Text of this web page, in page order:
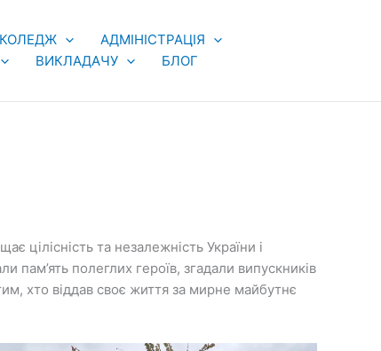
АДМІНІСТРАЦІЯ
ВИКЛАДАЧУ БЛОГ
цілісність та незалежність України і
пам’ять полеглих героїв, згадали випускників
хто віддав своє життя за мирне майбутнє